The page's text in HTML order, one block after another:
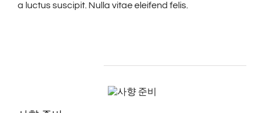
a luctus suscipit. Nulla vitae eleifend felis.